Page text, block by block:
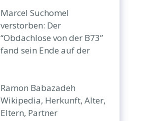
Marcel Suchomel
verstorben: Der
“Obdachlose von der B73”
fand sein Ende auf der
Ramon Babazadeh
Wikipedia, Herkunft, Alter,
Eltern, Partner